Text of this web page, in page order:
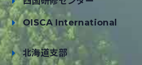
OISCA International
北海道支部